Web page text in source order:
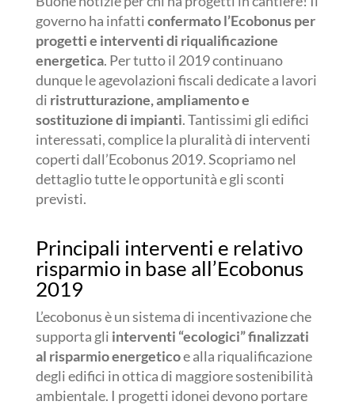
governo ha infatticonfermato l’Ecobonus per
progetti e interventi di riqualificazione
energetica. Per tutto il 2019 continuano
dunque le agevolazioni fiscali dedicate a lavori
di ristrutturazione, ampliamento e
sostituzione di impianti. Tantissimi gli edifici
interessati, complice la pluralità di interventi
coperti dall’Ecobonus 2019. Scopriamo nel
dettaglio tutte le opportunità e gli sconti
previsti.
Principali interventi e relativo
risparmio in base all’Ecobonus
2019
L’ecobonus è un sistema di incentivazione che
supporta gli interventi “ecologici” finalizzati
al risparmio energeticoe alla riqualificazione
degli edifici in ottica di maggiore sostenibilità
ambientale. I progetti idonei devono portare